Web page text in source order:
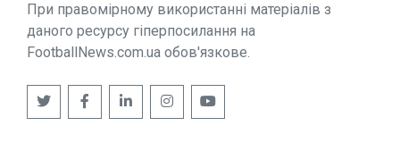
При правомірному використанні матеріалів з
даного ресурсу гіперпосилання на
FootballNews.com.ua обов'язкове.